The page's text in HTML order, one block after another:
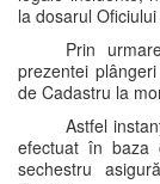
la dosarul
Prin
prezentei
de Cadastru la
Astfel
efectuat în baza
sechestru